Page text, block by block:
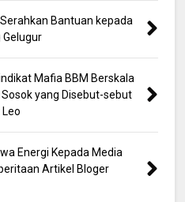
Bantuan kepada
Gelugur
Mafia BBM Berskala
yang Disebut-sebut
Energi Kepada Media
Artikel Bloger